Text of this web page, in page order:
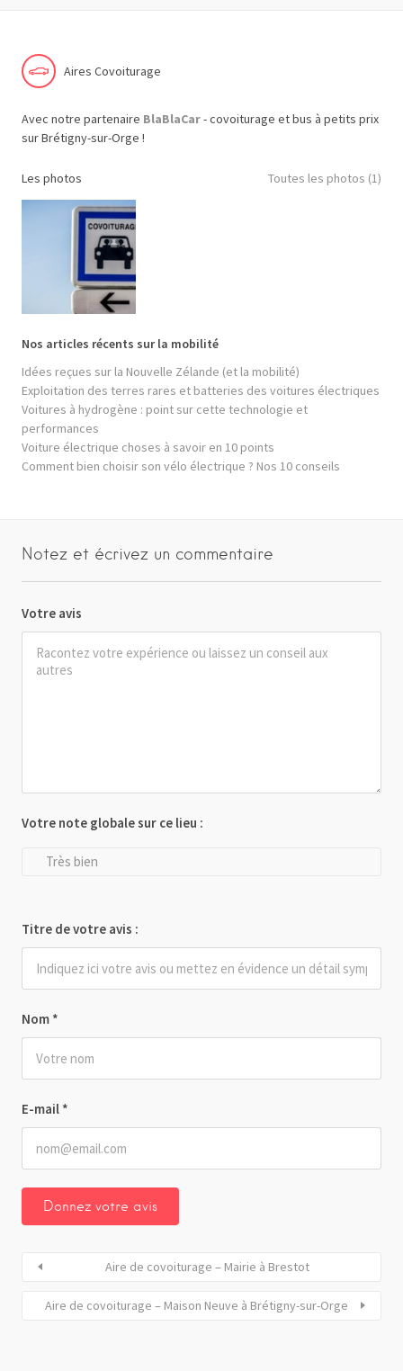
Aires Covoiturage
Avec notre partenaire BlaBlaCar- covoiturage et bus à petits prix
sur Brétigny-sur-Orge !
Les photos Toutes les photos (1)
Nos articles récents sur la mobilité
Idées reçues sur la Nouvelle Zélande (et la mobilité)
Exploitation des terres rares et batteries des voitures électriques
Voitures à hydrogène : point sur cette technologie et
performances
Voiture électrique choses à savoir en 10 points
Comment bien choisir son vélo électrique ? Nos 10 conseils
Notez et écrivez un commentaire
Votre avis
Nom *
E-mail *
Votre note globale sur ce lieu :
Très bien
Titre de votre avis :
Aire de covoiturage – Mairie à Brestot
Aire de covoiturage – Maison Neuve à Brétigny-sur-Orge